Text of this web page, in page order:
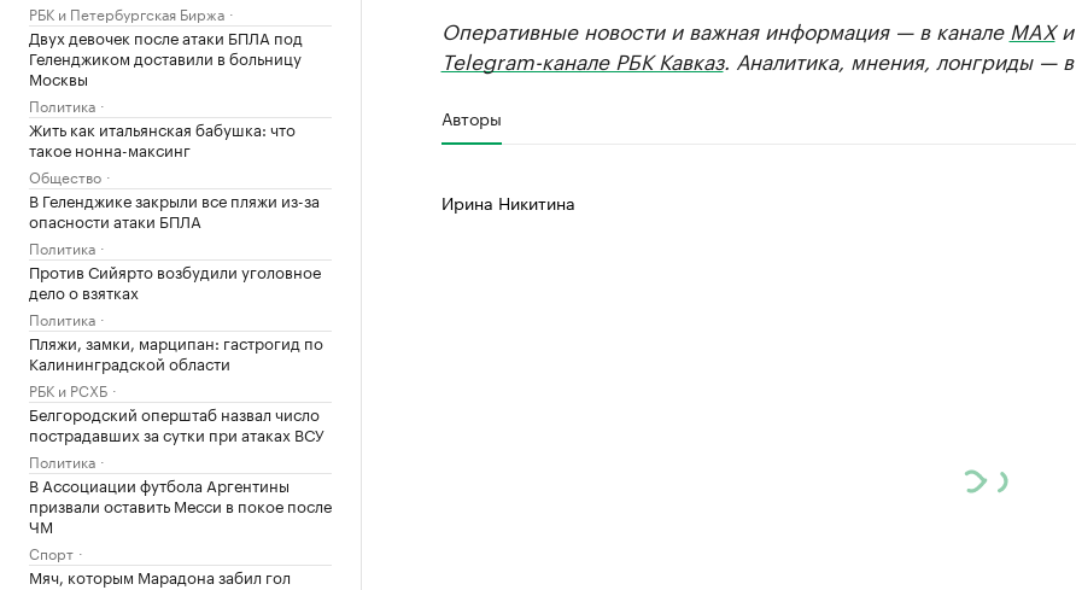
РБК и Петербургская Биржа
Двух девочек после атаки БПЛА под
Геленджиком доставили в больницу
Москвы
Политика
Жить как итальянская бабушка: что
такое нонна-максинг
Общество
В Геленджике закрыли все пляжи из-за
опасности атаки БПЛА
Политика
Против Сийярто возбудили уголовное
дело о взятках
Политика
Пляжи, замки, марципан: гастрогид по
Калининградской области
РБК и РСХБ
Белгородский оперштаб назвал число
пострадавших за сутки при атаках ВСУ
Политика
В Ассоциации футбола Аргентины
призвали оставить Месси в покое после
ЧМ
Спорт
Мяч, которым Марадона забил гол
Оперативные новости и важная информация — в канале MAXи
Telegram-канале РБК Кавказ. Аналитика, мнения, лонгриды — в
Авторы
Ирина Никитина